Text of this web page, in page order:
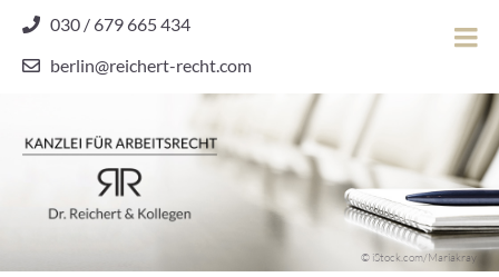
content
030 / 679 665 434
berlin@reichert-recht.com
Dr.
Reichert
© iStock.com/Mariakray